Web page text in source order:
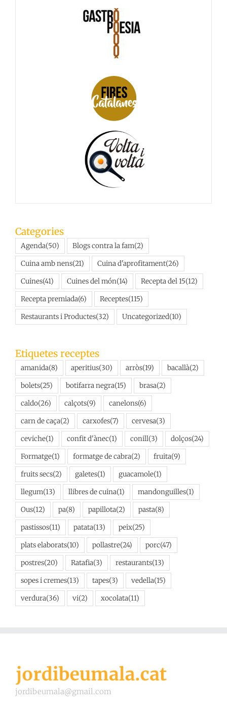
Categories
Agenda(50) Blogs contra la fam(2)
Cuina amb nens(21) Cuina d'aprofitament(26)
Cuines(41) Cuines del món(14) Recepta del 15(12)
Recepta premiada(6) Receptes(115)
Restaurants i Productes(32) Uncategorized(10)
Etiquetes receptes
amanida(8) aperitius(30) arròs(19) bacallà(2)
bolets(25) botifarra negra(15) brasa(2)
caldo(26) calçots(9) canelons(6)
carn de caça(2) carxofes(7) cervesa(3)
ceviche(1) confit d'ànec(1) conill(3) dolços(24)
Formatge(1) formatge de cabra(2) fruita(9)
fruits secs(2) galetes(1) guacamole(1)
llegum(13) llibres de cuina(1) mandonguilles(1)
Ous(12) pa(8) papillota(2) pasta(8)
pastissos(11) patata(13) peix(25)
plats elaborats(10) pollastre(24) porc(47)
postres(20) Ratafia(3) restaurants(13)
sopes i cremes(13) tapes(3) vedella(15)
verdura(36) vi(2) xocolata(11)
jordibeumala@gmail.com